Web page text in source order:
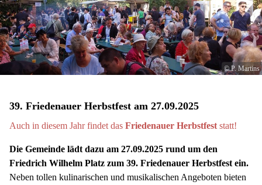
© P. Martins
39. Friedenauer Herbstfest am 27.09.2025
Auch in diesem Jahr findet das Friedenauer Herbstfest statt!
Die Gemeinde lädt dazu am 27.09.2025 rund um den
Friedrich Wilhelm Platz zum 39. Friedenauer Herbstfest ein.
Neben tollen kulinarischen und musikalischen Angeboten bieten